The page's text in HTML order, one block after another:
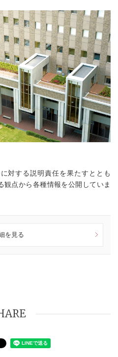
対する説明責任を果たすととも
観点から各種情報を公開していま
を見る